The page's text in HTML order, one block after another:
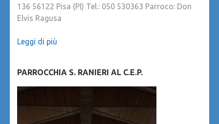
136 56122 Pisa (PI) Tel.: 050 530363 Parroco: Don
Elvis Ragusa
Leggi di più
PARROCCHIA S. RANIERI AL C.E.P.